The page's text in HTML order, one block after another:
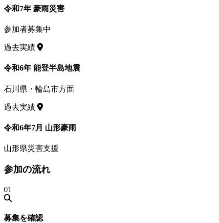
令和7年 豪雨災害
参加者募集中
過去実績
令和6年 能登半島地震
石川県・輪島市方面
過去実績
令和6年7月 山形豪雨
山形県災害支援
参加の流れ
01
募集を確認